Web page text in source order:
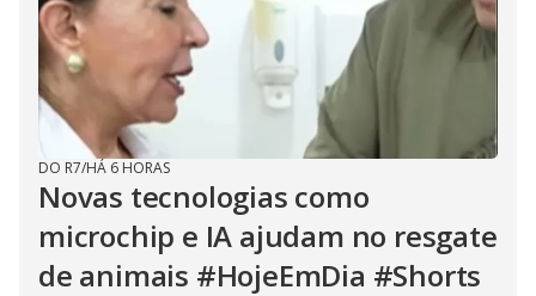
DO R7/HÁ 6 HORAS
Novas tecnologias como
microchip e IA ajudam no resgate
de animais #HojeEmDia #Shorts